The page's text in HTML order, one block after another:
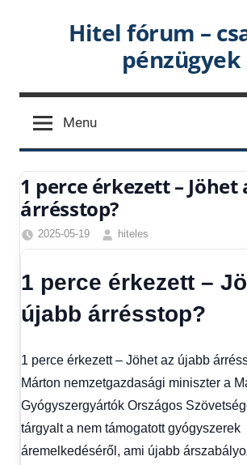
Hitel fórum –
pénzügyek
Menu
1 perce érkezett – Jöhet
árrésstop?
2025-05-19
hiteles
Friss
Hírek,
Hírek
1
Hitel
fórum
1 perce érkezett –
újabb árrésstop?
1 perce érkezett – Jöhet az újabb
Márton nemzetgazdasági miniszter a
Gyógyszergyártók Országos
tárgyalt a nem támogatott gyógyszerek
áremelkedéséről, ami újabb